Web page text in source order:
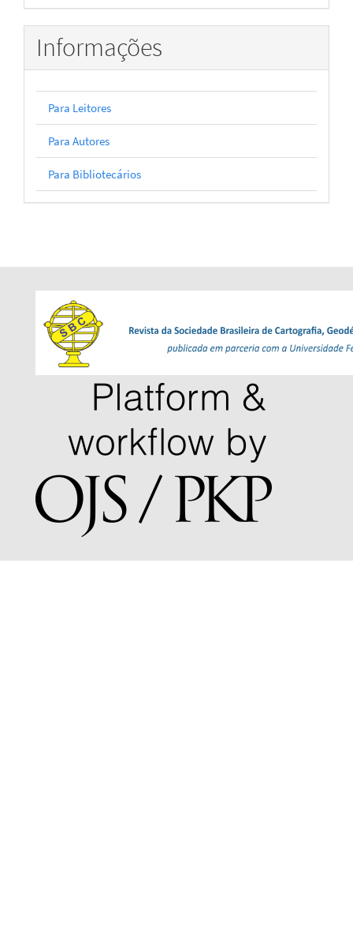
Informações
Para Leitores
Para Autores
Para Bibliotecários